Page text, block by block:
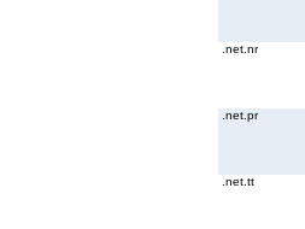
.net.nr
.net.pr
.net.tt